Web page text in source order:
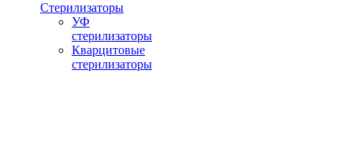
Стерилизаторы
УФ
стерилизаторы
Кварцитовые
стерилизаторы